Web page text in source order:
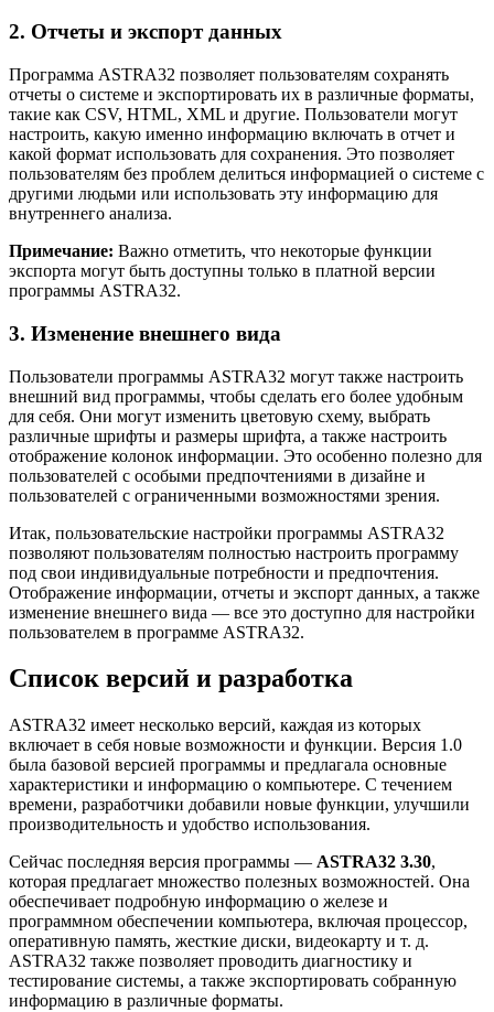
2. Отчеты и экспорт данных
Программа ASTRA32 позволяет пользователям сохранять
отчеты о системе и экспортировать их в различные форматы,
такие как CSV, HTML, XML и другие. Пользователи могут
настроить, какую именно информацию включать в отчет и
какой формат использовать для сохранения. Это позволяет
пользователям без проблем делиться информацией о системе с
другими людьми или использовать эту информацию для
внутреннего анализа.
Примечание: Важно отметить, что некоторые функции
экспорта могут быть доступны только в платной версии
программы ASTRA32.
3. Изменение внешнего вида
Пользователи программы ASTRA32 могут также настроить
внешний вид программы, чтобы сделать его более удобным
для себя. Они могут изменить цветовую схему, выбрать
различные шрифты и размеры шрифта, а также настроить
отображение колонок информации. Это особенно полезно для
пользователей с особыми предпочтениями в дизайне и
пользователей с ограниченными возможностями зрения.
Итак, пользовательские настройки программы ASTRA32
позволяют пользователям полностью настроить программу
под свои индивидуальные потребности и предпочтения.
Отображение информации, отчеты и экспорт данных, а также
изменение внешнего вида — все это доступно для настройки
пользователем в программе ASTRA32.
Список версий и разработка
ASTRA32 имеет несколько версий, каждая из которых
включает в себя новые возможности и функции. Версия 1.0
была базовой версией программы и предлагала основные
характеристики и информацию о компьютере. С течением
времени, разработчики добавили новые функции, улучшили
производительность и удобство использования.
Сейчас последняя версия программы — ASTRA32 3.30,
которая предлагает множество полезных возможностей. Она
обеспечивает подробную информацию о железе и
программном обеспечении компьютера, включая процессор,
оперативную память, жесткие диски, видеокарту и т. д.
ASTRA32 также позволяет проводить диагностику и
тестирование системы, а также экспортировать собранную
информацию в различные форматы.